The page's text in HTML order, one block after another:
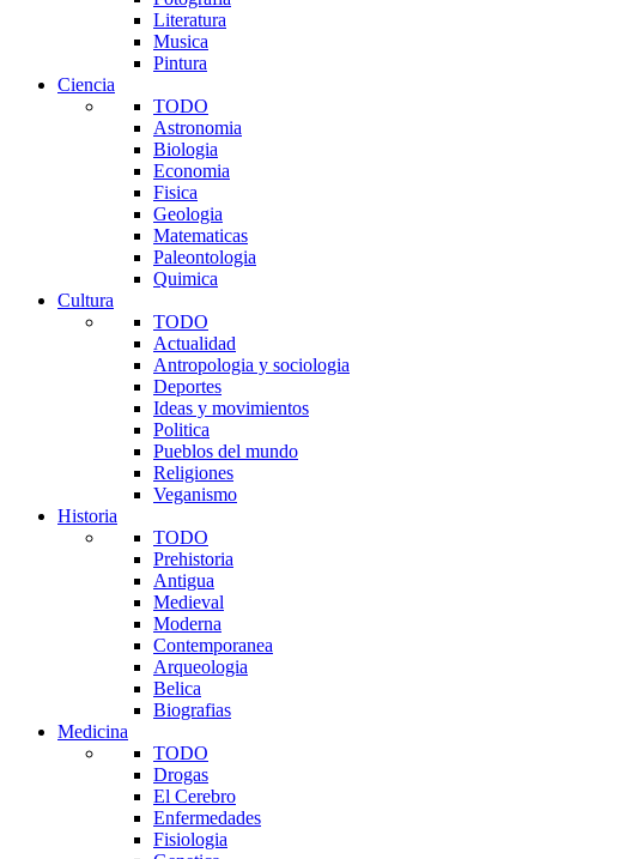
Literatura
Musica
Pintura
Ciencia
TODO
Astronomia
Biologia
Economia
Fisica
Geologia
Matematicas
Paleontologia
Quimica
Cultura
TODO
Actualidad
Antropologia y sociologia
Deportes
Ideas y movimientos
Politica
Pueblos del mundo
Religiones
Veganismo
Historia
TODO
Prehistoria
Antigua
Medieval
Moderna
Contemporanea
Arqueologia
Belica
Biografias
Medicina
TODO
Drogas
El Cerebro
Enfermedades
Fisiologia